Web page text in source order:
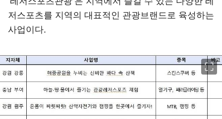
저스포츠를 지역의 대표적인 관광브랜드로 육성하는
사업이다.